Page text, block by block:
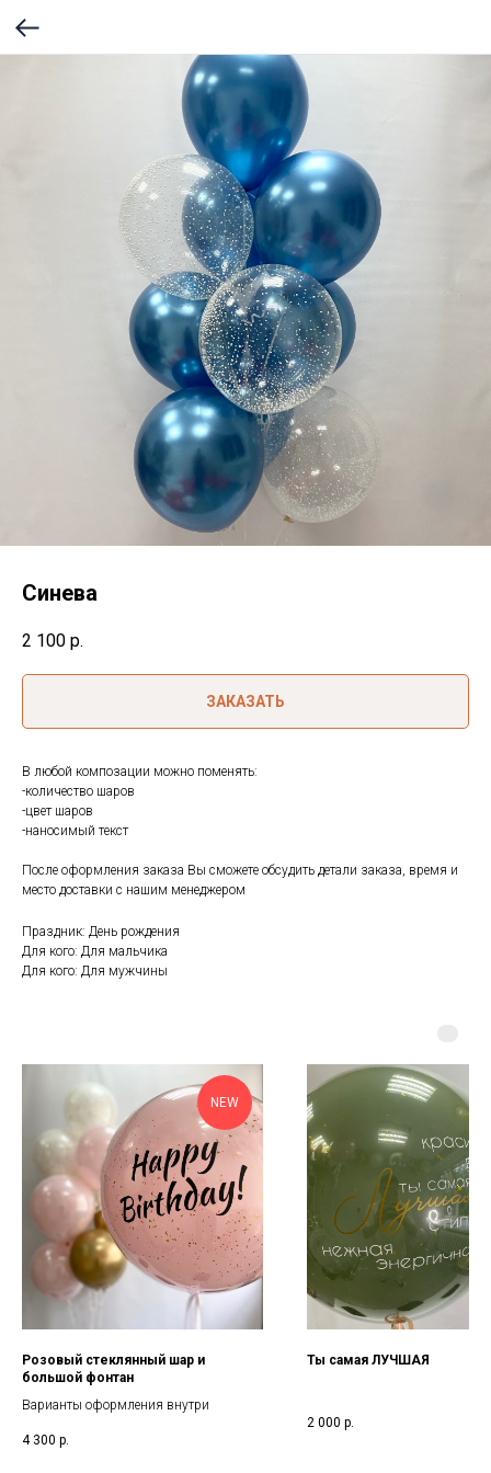
Синева
2 100 р.
ЗАКАЗАТЬ
В любой композации можно поменять:
-количество шаров
-цвет шаров
-наносимый текст
После оформления заказа Вы сможете обсудить детали заказа, время и
место доставки с нашим менеджером
Праздник: День рождения
Для кого: Для мальчика
Для кого: Для мужчины
NEW
Розовый стеклянный шар и
большой фонтан
Варианты оформления внутри
4 300 р.
Ты самая ЛУЧШАЯ
2 000 р.